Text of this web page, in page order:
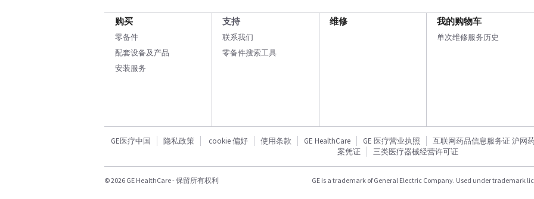
购买
零备件
配套设备及产品
安装服务
支持
联系我们
零备件搜索工具
维修 我的购物车
单次维修服务历史
GE医疗中国 隐私政策 cookie 偏好 使用条款 GE HealthCare GE 医疗营业执照 互联网药品信息服务证 沪网
案凭证
三类医疗器械经营许可证
© 2026 GE HealthCare - 保留所有权利 GE is a trademark of General Electric Company. Used under trademark